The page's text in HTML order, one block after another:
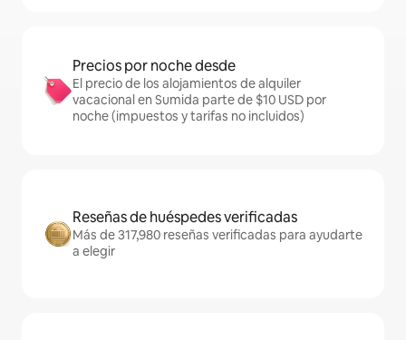
Precios por noche desde
El precio de los alojamientos de alquiler
vacacional en Sumida parte de $10 USD por
noche (impuestos y tarifas no incluidos)
Reseñas de huéspedes verificadas
Más de 317,980 reseñas verificadas para ayudarte
a elegir